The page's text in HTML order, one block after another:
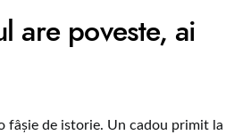
are poveste, ai
fâșie de istorie. Un cadou primit la